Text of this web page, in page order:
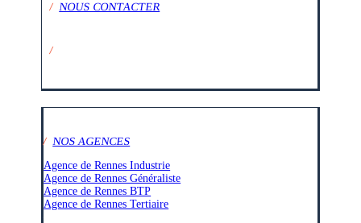
/NOUS CONTACTER
/
/ NOS AGENCES
Agence de Rennes Industrie
Agence de Rennes Généraliste
Agence de Rennes BTP
Agence de Rennes Tertiaire